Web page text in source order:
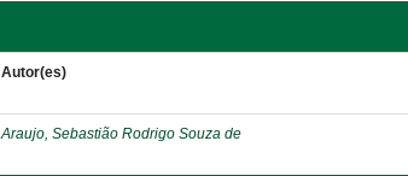
Autor(es)
Araujo, Sebastião Rodrigo Souza de